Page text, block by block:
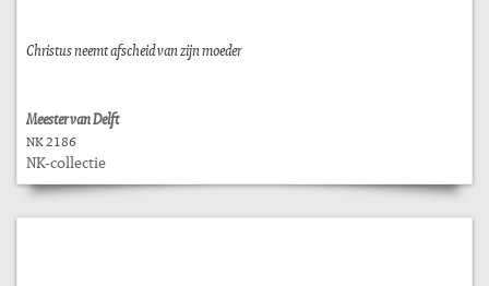
Christus neemt afscheid van zijn moeder
Meester van Delft
NK 2186
NK-collectie